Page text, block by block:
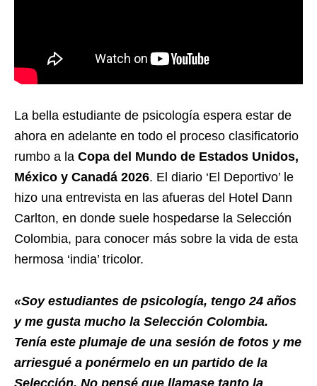
La bella estudiante de psicología espera estar de
ahora en adelante en todo el proceso clasificatorio
rumbo a la Copa del Mundo de Estados Unidos,
México y Canadá 2026. El diario ‘El Deportivo’ le
hizo una entrevista en las afueras del Hotel Dann
Carlton, en donde suele hospedarse la Selección
Colombia, para conocer más sobre la vida de esta
hermosa ‘india’ tricolor.
«Soy estudiantes de psicología, tengo 24 años
y me gusta mucho la Selección Colombia.
Tenía este plumaje de una sesión de fotos y me
arriesgué a ponérmelo en un partido de la
Selección. No pensé que llamase tanto la